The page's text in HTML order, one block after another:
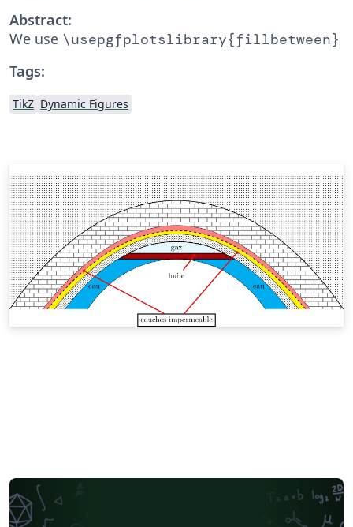
Abstract:
We use \usepgfplotslibrary{fillbetween}
Tags:
TikZ Dynamic Figures